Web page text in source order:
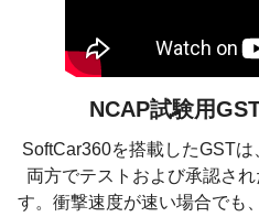
NCAP試験用
SoftCar360を搭載したGST
両方でテストおよび承認さ
す。 衝撃速度が速い場合でも